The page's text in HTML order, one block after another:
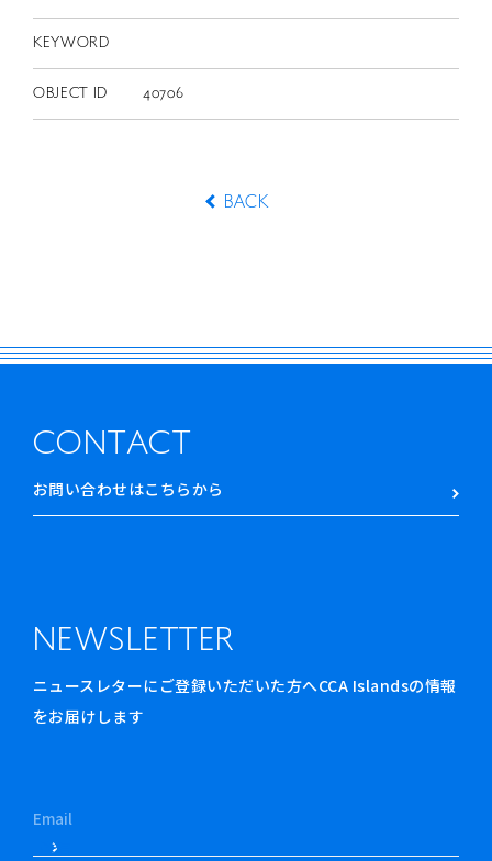
KEYWORD
OBJECT ID 40706
BACK
CONTACT
お問い合わせはこちらから
NEWSLETTER
ニュースレターにご登録いただいた方へCCA Islandsの情報
をお届けします